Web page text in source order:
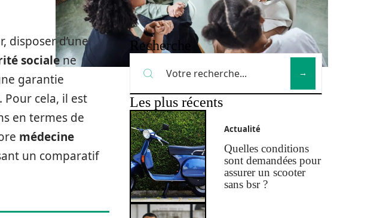
disposer d’une
socialene
garantie
cela, il est
en termes de
médecine
un comparatif
Recherche
Les plus récents
Actualité
Quelles conditions
sont demandées pour
assurer un scooter
sans bsr ?